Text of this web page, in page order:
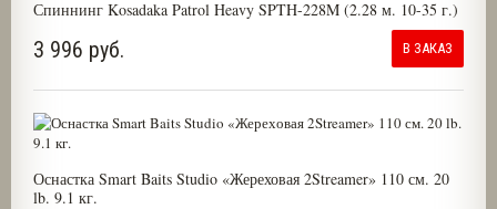
Спиннинг Kosadaka Patrol Heavy SPTH-228M (2.28 м. 10-35 г.)
3 996 руб. В ЗАКАЗ
Оснастка Smart Baits Studio «Жереховая 2Streamer» 110 см. 20
lb. 9.1 кг.